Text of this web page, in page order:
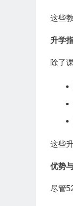
这些
升学
除了
这些
优势
尽管